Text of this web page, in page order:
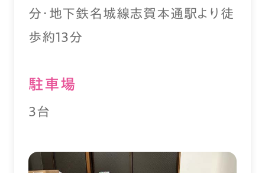
分・地下鉄名城線志賀本通駅より徒
歩約13分
駐⾞場
3台